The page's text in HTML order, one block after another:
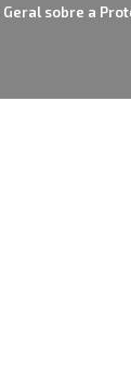
sobre a